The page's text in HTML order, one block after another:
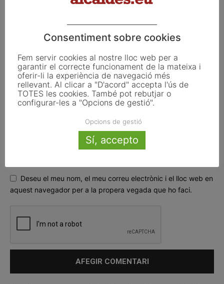
Deseu el meu nom, el meu correu electrònic i el lloc web en
aquest navegador per a la propera vegada que ho faci.
Consentiment sobre cookies
Fem servir cookies al nostre lloc web per a
garantir el correcte funcionament de la mateixa i
oferir-li la experiència de navegació més
rellevant. Al clicar a "D'acord" accepta l'ús de
TOTES les cookies. També pot rebutjar o
configurar-les a "Opcions de gestió".
Opcions de gestió
Sí, accepto